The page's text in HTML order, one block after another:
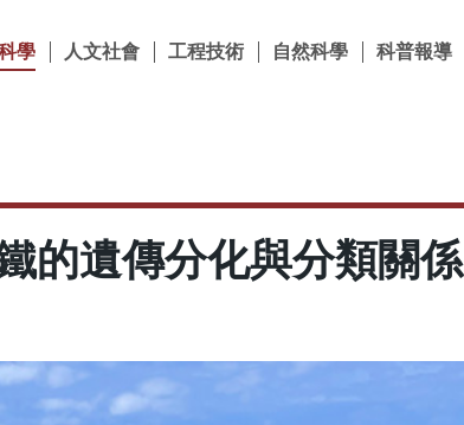
學 人文社會 工程技術 自然科學 科普報導
的遺傳分化與分類關係